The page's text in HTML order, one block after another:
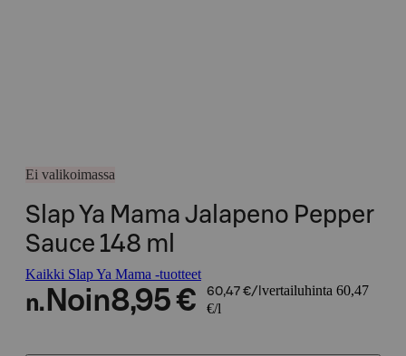
Ei valikoimassa
Slap Ya Mama Jalapeno Pepper
Sauce 148 ml
Kaikki Slap Ya Mama -tuotteet
n. Noin8,95 € 60,47 €/l vertailuhinta 60,47
€/l